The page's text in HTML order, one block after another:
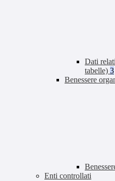
Dati
tabelle) 3
Benessere
Enti controllati